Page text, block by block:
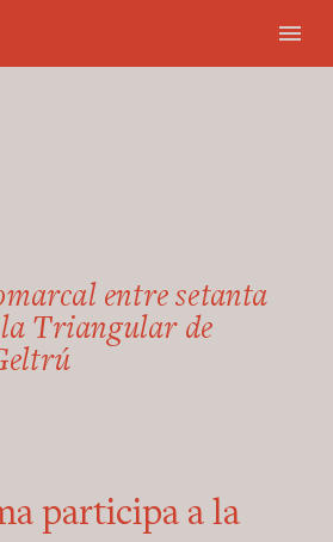
entre setanta
la Triangular de
participa a la